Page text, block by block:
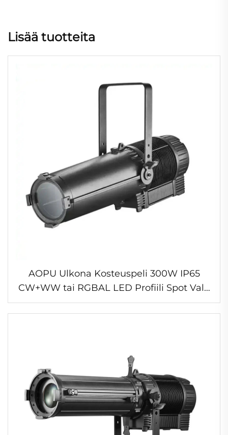
Lisää tuotteita
AOPU Ulkona Kosteuspeli 300W IP65
CW+WW tai RGBAL LED Profiili Spot Valo
Zoomilla